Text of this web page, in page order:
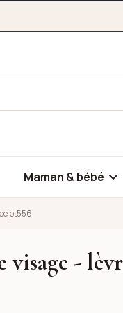
Maman & bébé
pt556
-